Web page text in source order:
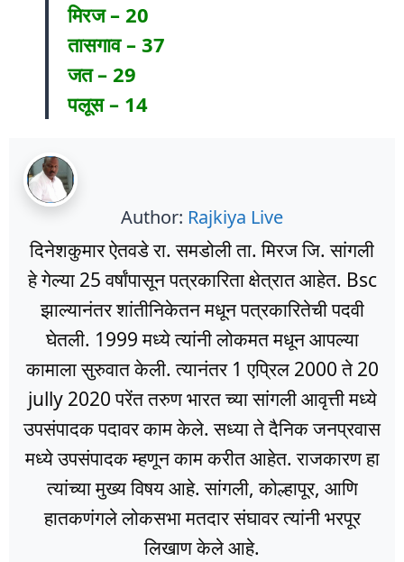
मिरज – 20
तासगाव – 37
जत – 29
पलूस – 14
Author: Rajkiya Live
दिनेशकुमार ऐतवडे रा. समडोली ता. मिरज जि. सांगली
हे गेल्या 25 वर्षांपासून पत्रकारिता क्षेत्रात आहेत. Bsc
झाल्यानंतर शांतीनिकेतन मधून पत्रकारितेची पदवी
घेतली. 1999 मध्ये त्यांनी लोकमत मधून आपल्या
कामाला सुरुवात केली. त्यानंतर 1 एप्रिल 2000 ते 20
jully 2020 परेंत तरुण भारत च्या सांगली आवृत्ती मध्ये
उपसंपादक पदावर काम केले. सध्या ते दैनिक जनप्रवास
मध्ये उपसंपादक म्हणून काम करीत आहेत. राजकारण हा
त्यांच्या मुख्य विषय आहे. सांगली, कोल्हापूर, आणि
हातकणंगले लोकसभा मतदार संघावर त्यांनी भरपूर
लिखाण केले आहे.